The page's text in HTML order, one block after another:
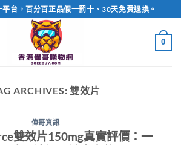
台，百分百正品假一罰十、30天免費退換。
0
ARCHIVES:雙效片
偉哥資訊
雙效片150mg真實評價：一